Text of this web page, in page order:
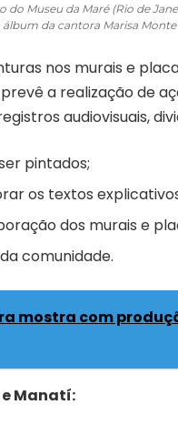
Museu da Maré (Rio de
da cantora Marisa Monte
nos murais e
a realização de
audiovisuais,
pintados;
os textos
dos murais e
comunidade.
mostra com
Manatí: